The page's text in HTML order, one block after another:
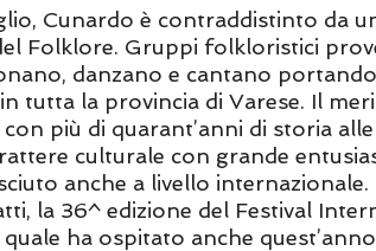
Cunardo è contraddistinto da
Folklore. Gruppi folkloristici
danzano e cantano
tutta la provincia di Varese. Il
più di quarant’anni di storia
culturale con grande
anche a livello internazionale.
la 36^ edizione del Festival
ha ospitato anche